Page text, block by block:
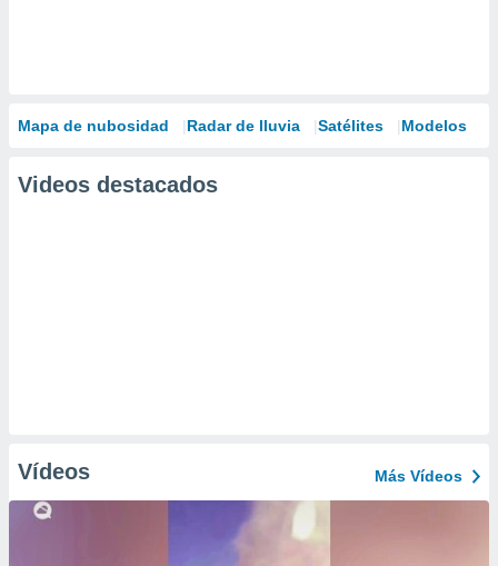
Mapa de nubosidad Radar de lluvia Satélites Modelos
Videos destacados
Vídeos Más Vídeos